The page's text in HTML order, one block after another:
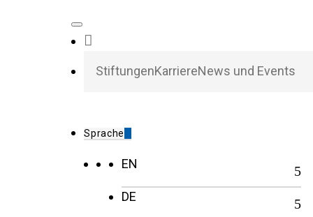
StiftungenKarriereNews und Events
Sprache
EN
DE